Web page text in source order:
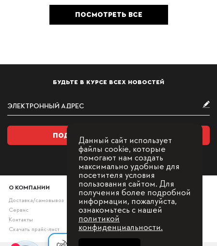
ПОСМОТРЕТЬ ВСЕ
БУДЬТЕ В КУРСЕ ВСЕХ НОВОСТЕЙ
ПОДПИСАТЬСЯ НА РАССЫЛКУ
О КОМПАНИИ
Доставка/самовывоз
Сервис
Контакты
Скачать прайс-лист
Данный сайт использует
файлы cookie, которые
помогают нам создать
максимально удобные для
посетителя условия
пользования сайтом. Для
получения более подробной
информации, пожалуйста,
ознакомьтесь с нашей
политикой
конфиденциальности.